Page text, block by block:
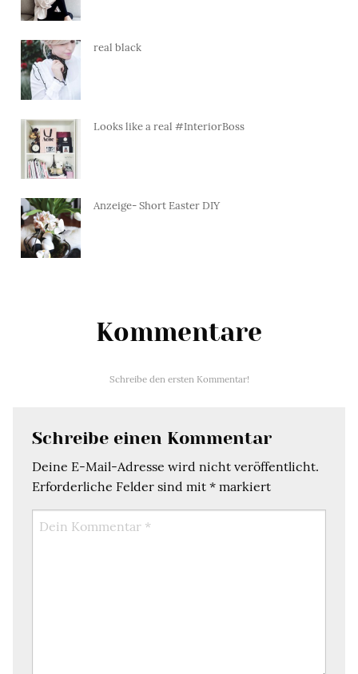
real black
Looks like a real #InteriorBoss
Anzeige- Short Easter DIY
Kommentare
Schreibe den ersten Kommentar!
Schreibe einen Kommentar
Deine E-Mail-Adresse wird nicht veröffentlicht.
Erforderliche Felder sind mit * markiert